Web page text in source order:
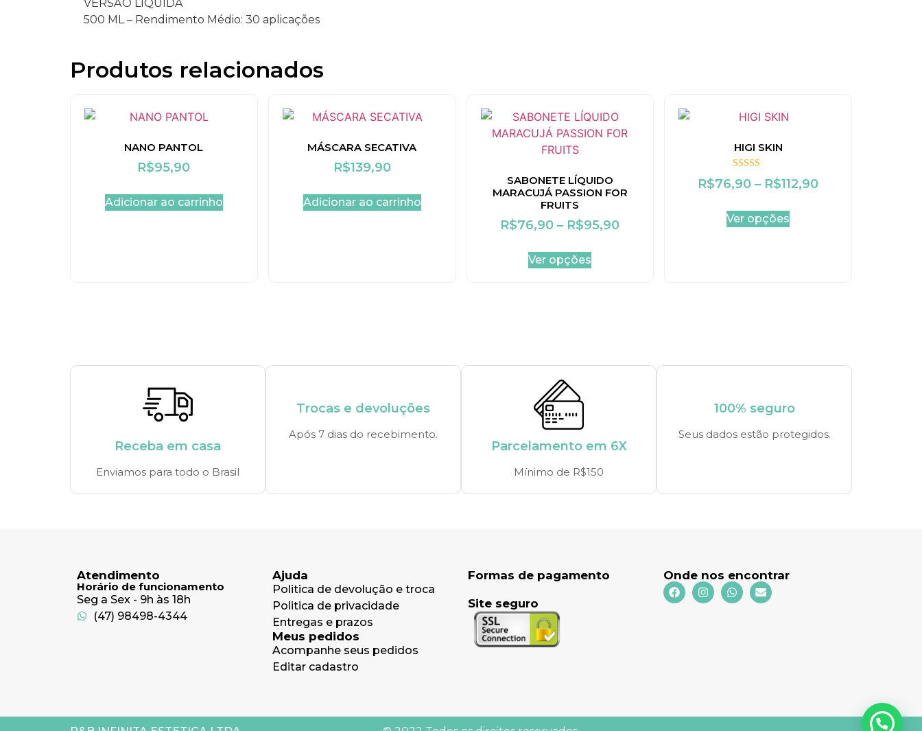
VERSÃO LÍQUIDA
500 ML – Rendimento Médio: 30 aplicações
Produtos relacionados
NANO PANTOL
R$95,90
Adicionar ao carrinho
MÁSCARA SECATIVA
R$139,90
Adicionar ao carrinho
SABONETE LÍQUIDO
MARACUJÁ PASSION FOR
FRUITS
R$76,90 – R$95,90
Ver opções
HIGI SKIN
Avaliação
5.00
R$76,90 – R$112,90
Ver opções
Receba em casa
Enviamos para todo o Brasil
Trocas e devoluções
Após 7 dias do recebimento.
Parcelamento em 6X
Mínimo de R$150
100% seguro
Seus dados estão protegidos.
Atendimento
Horário de funcionamento
Seg a Sex - 9h às 18h
(47) 98498-4344
Ajuda
Politica de devolução e troca
Politica de privacidade
Entregas e prazos
Meus pedidos
Acompanhe seus pedidos
Editar cadastro
Formas de pagamento
Site seguro
Onde nos encontrar